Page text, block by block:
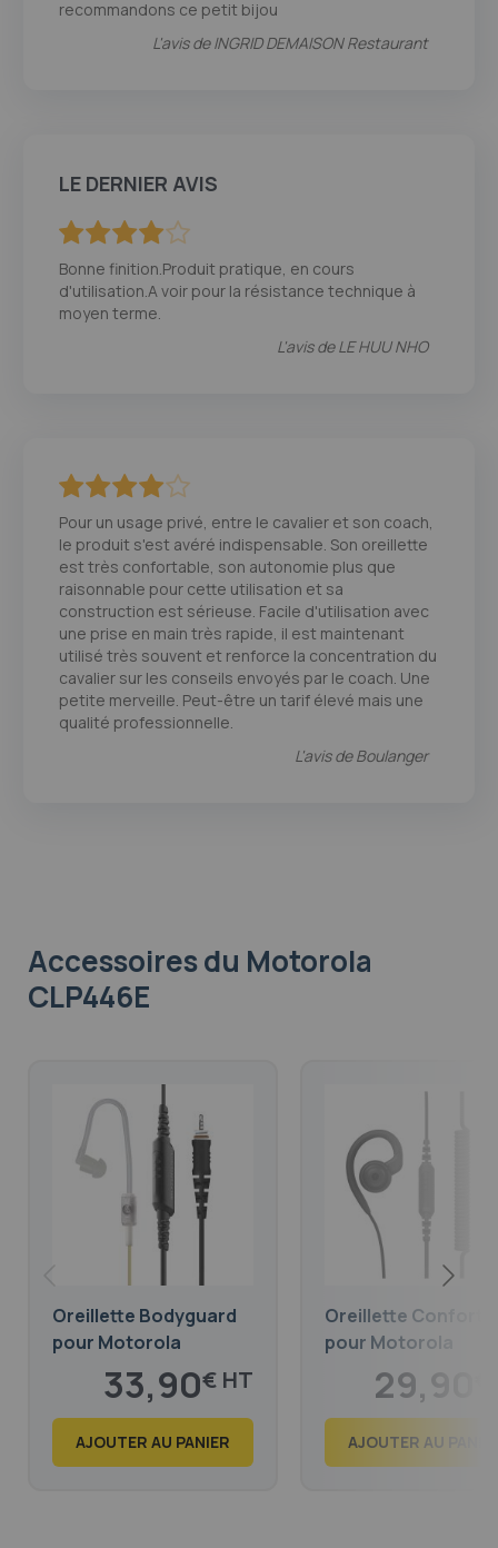
recommandons ce petit bijou
L'avis deINGRID DEMAISON Restaurant
LE DERNIER AVIS
Bonne finition.Produit pratique, en cours
d'utilisation.A voir pour la résistance technique à
moyen terme.
L'avis deLE HUU NHO
Pour un usage privé, entre le cavalier et son coach,
le produit s'est avéré indispensable. Son oreillette
est très confortable, son autonomie plus que
raisonnable pour cette utilisation et sa
construction est sérieuse. Facile d'utilisation avec
une prise en main très rapide, il est maintenant
utilisé très souvent et renforce la concentration du
cavalier sur les conseils envoyés par le coach. Une
petite merveille. Peut-être un tarif élevé mais une
qualité professionnelle.
L'avis deBoulanger
Accessoiresdu Motorola
CLP446E
Oreillette Bodyguard
pour Motorola
CLP446e33,90€
41,02
AJOUTER AU PANIER
Oreillette Confort
pour Motorola
CLP446e29,90
36,18
AJOUTER AU